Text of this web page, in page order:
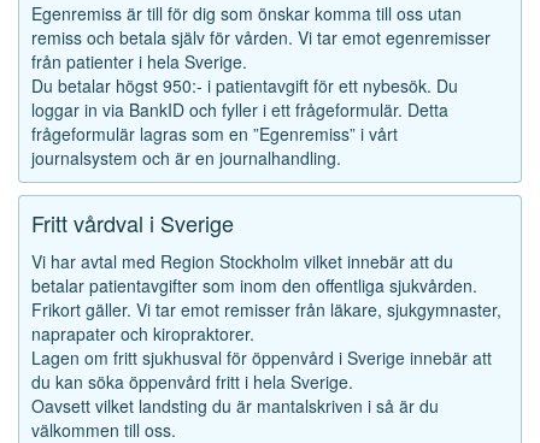
Egenremiss är till för dig som önskar komma till oss utan
remiss och betala själv för vården. Vi tar emot egenremisser
från patienter i hela Sverige.
Du betalar högst 950:- i patientavgift för ett nybesök. Du
loggar in via BankID och fyller i ett frågeformulär. Detta
frågeformulär lagras som en ”Egenremiss” i vårt
journalsystem och är en journalhandling.
Fritt vårdval i Sverige
Vi har avtal med Region Stockholm vilket innebär att du
betalar patientavgifter som inom den offentliga sjukvården.
Frikort gäller. Vi tar emot remisser från läkare, sjukgymnaster,
naprapater och kiropraktorer.
Lagen om fritt sjukhusval för öppenvård i Sverige innebär att
du kan söka öppenvård fritt i hela Sverige.
Oavsett vilket landsting du är mantalskriven i så är du
välkommen till oss.